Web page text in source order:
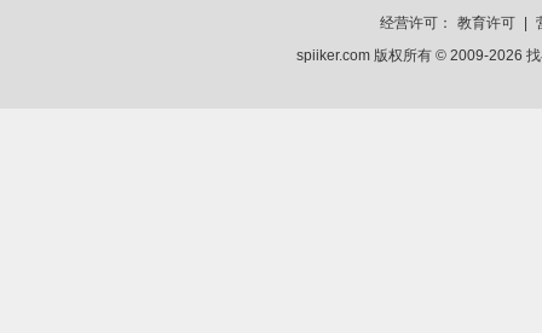
经营许可：
教育许可
spiiker.com 版权所有 © 2009-2026